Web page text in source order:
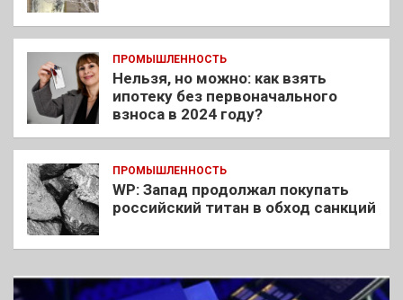
ПРОМЫШЛЕННОСТЬ
Нельзя, но можно: как взять
ипотеку без первоначального
взноса в 2024 году?
ПРОМЫШЛЕННОСТЬ
WP: Запад продолжал покупать
российский титан в обход санкций